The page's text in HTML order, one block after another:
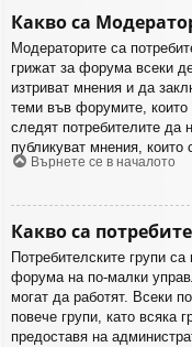
Какво са
Модераторите са
грижат за форума всеки
изтриват мнения и да
теми във форумите,
следят потребителите да
публикуват мнения,
Върнете се в началото
Какво са
Потребителските групи
форума на по-малки
могат да работят. Всеки
повече групи, като всяка
предоставя на